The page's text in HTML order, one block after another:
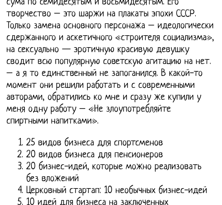
сума по семидесятым и восьмидесятым. Его
творчество – это шаржи на плакаты эпохи СССР.
Только замена основного персонажа – идеологически
сдержанного и аскетичного «строителя социализма»,
на сексуально — эротичную красивую девушку
сводит всю популярную советскую агитацию на нет.
– а я то единственный не запоганился. В какой-то
момент они решили работать и с современными
авторами, обратились ко мне и сразу же купили у
меня одну работу – «Не злоупотребляйте
спиртными напитками».
25 видов бизнеса для спортсменов
20 видов бизнеса для пенсионеров
20 бизнес-идей, которые можно реализовать
без вложений
Церковный стартап: 10 необычных бизнес-идей
10 идей для бизнеса на заключенных